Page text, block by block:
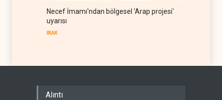
Necef İmamı'ndan bölgesel 'Arap projesi'
uyarısı
IRAK
Alıntı